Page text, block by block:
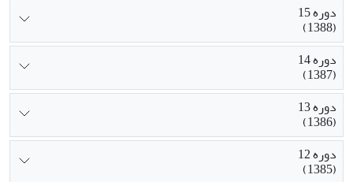
دوره 15
(1388)
دوره 14
(1387)
دوره 13
(1386)
دوره 12
(1385)